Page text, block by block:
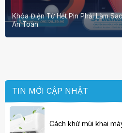
Khóa Điện Tử Hết Pin Phải Làm
An Toàn
TIN MỚI CẬP NHẬT
Cách khử mùi khai